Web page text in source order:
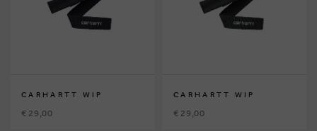
CARHARTT WIP
€ 29,00
CARHARTT WIP
€ 29,00